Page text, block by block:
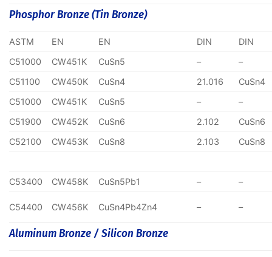
Phosphor Bronze (Tin Bronze)
ASTM EN EN DIN
DIN
C51000
CW451K CuSn5 –
–
C51100
CW450K CuSn4 21.016
CuSn4
C51000
CW451K CuSn5 –
–
C51900
CW452K CuSn6 2.102
CuSn6
C52100
CW453K CuSn8 2.103 CuSn8
C53400 CW458K CuSn5Pb1 – –
C54400 CW456K CuSn4Pb4Zn4 – –
Aluminum Bronze / Silicon Bronze